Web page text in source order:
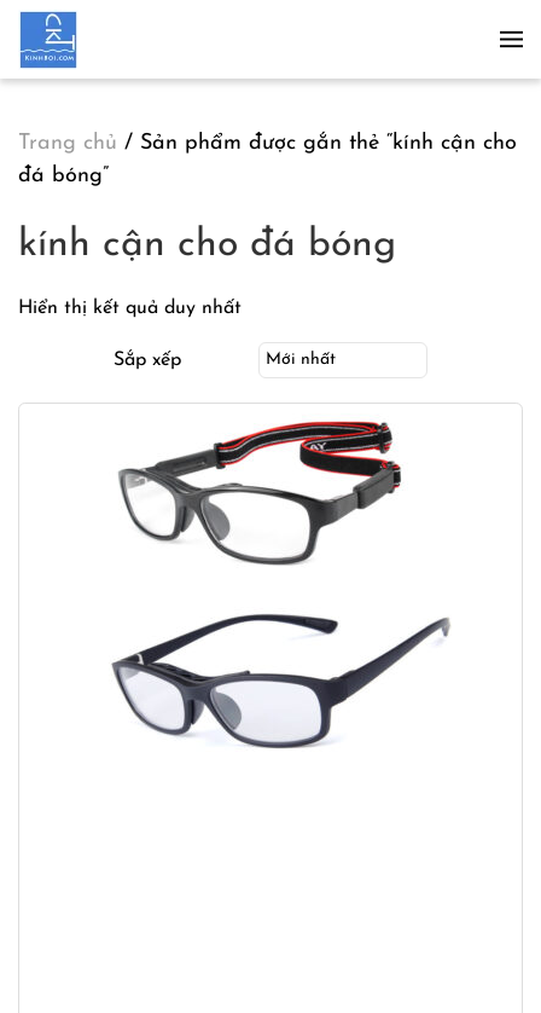
Skip to main content
Trang chủ / Sản phẩm được gắn thẻ “kính cận cho
đá bóng”
kính cận cho đá bóng
Hiển thị kết quả duy nhất
Sắp xếp